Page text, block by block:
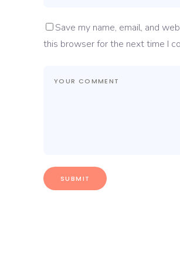
Save my name, email, and
this browser for the next time I